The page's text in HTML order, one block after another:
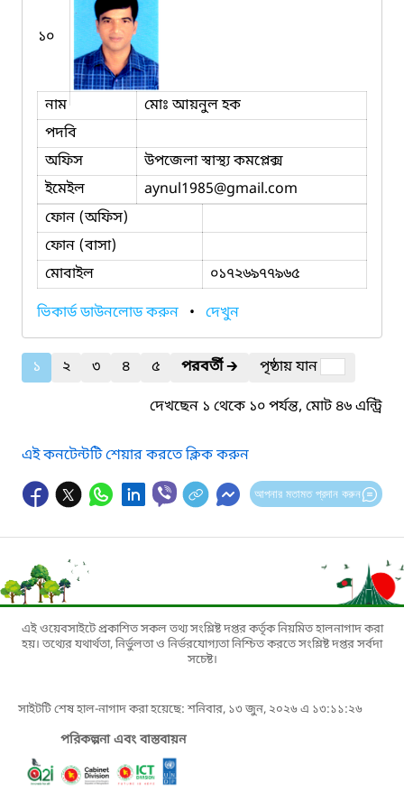
১০
নাম
মোঃ আয়নুল হক
পদবি
অফিস
উপজেলা স্বাস্থ্য কমপ্লেক্স
ইমেইল
aynul1985@gmail.com
ফোন (অফিস)
ফোন (বাসা)
মোবাইল
০১৭২৬৯৭৭৯৬৫
ভিকার্ড ডাউনলোড করুন • দেখুন
১ ২ ৩ ৪ ৫ পরবর্তী🡲
পৃষ্ঠায় যান
দেখছেন ১ থেকে ১০ পর্যন্ত, মোট ৪৬ এন্ট্রি
এই কনটেন্টটি শেয়ার করতে ক্লিক করুন
আপনার মতামত প্রদান করুন
এই ওয়েবসাইটে প্রকাশিত সকল তথ্য সংশ্লিষ্ট দপ্তর কর্তৃক নিয়মিত হালনাগাদ করা
হয়। তথ্যের যথার্থতা, নির্ভুলতা ও নির্ভরযোগ্যতা নিশ্চিত করতে সংশ্লিষ্ট দপ্তর সর্বদা
সচেষ্ট।
সাইটটি শেষ হাল-নাগাদ করা হয়েছে: শনিবার, ১৩ জুন, ২০২৬ এ ১৩:১১:২৬
পরিকল্পনা এবং বাস্তবায়ন